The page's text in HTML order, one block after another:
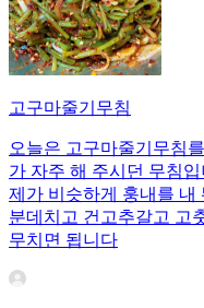
고구마줄기무침
오늘은 고구마줄기무침
가 자주 해 주시던 무침
제가 비슷하게 훙내를 내
분데치고 건고추갈고 고
무치면 됩니다